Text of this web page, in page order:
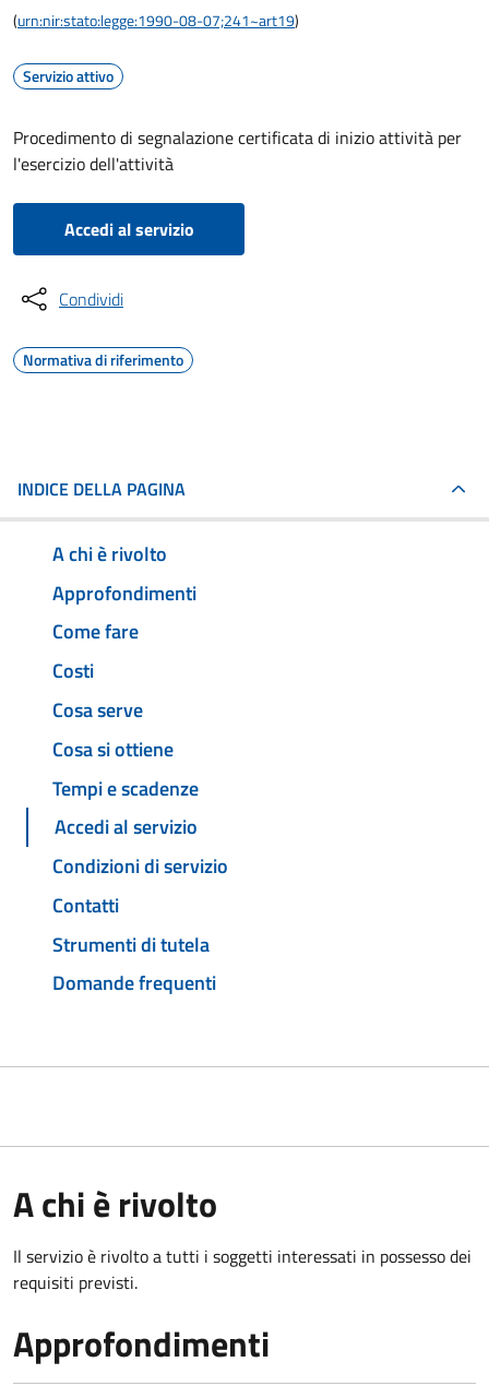
(urn:nir:stato:legge:1990-08-07;241~art19)
Servizio attivo
Procedimento di segnalazione certificata di inizio attività per
l'esercizio dell'attività
Accedi al servizio
Condividi
Normativa di riferimento
INDICE DELLA PAGINA
A chi è rivolto
Approfondimenti
Come fare
Costi
Cosa serve
Cosa si ottiene
Tempi e scadenze
Accedi al servizio
Condizioni di servizio
Contatti
Strumenti di tutela
Domande frequenti
A chi è rivolto
Il servizio è rivolto a tutti i soggetti interessati in possesso dei
requisiti previsti.
Approfondimenti